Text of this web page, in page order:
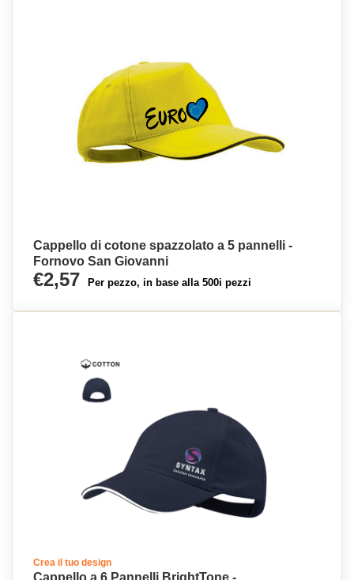
Cappello di cotone spazzolato a 5 pannelli -
Fornovo San Giovanni
€2,57 Per pezzo, in base alla 500i pezzi
Crea il tuo design
Cappello a 6 Pannelli BrightTone -